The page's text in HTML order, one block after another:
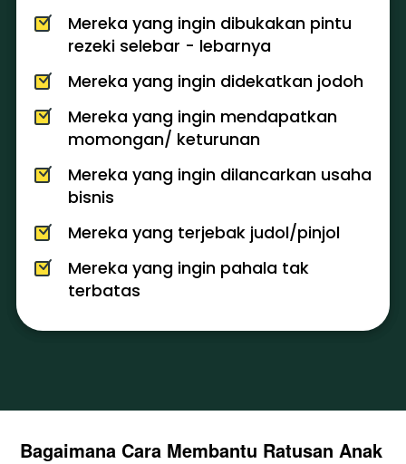
Mereka yang ingin dibukakan pintu
rezeki selebar - lebarnya
Mereka yang ingin didekatkan jodoh
Mereka yang ingin mendapatkan
momongan/ keturunan
Mereka yang ingin dilancarkan usaha
bisnis
Mereka yang terjebak judol/pinjol
Mereka yang ingin pahala tak
terbatas
Bagaimana Cara Membantu Ratusan Anak